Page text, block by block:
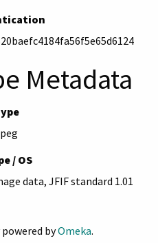
Metadata
/ OS
data, JFIF standard 1.01
byOmeka.